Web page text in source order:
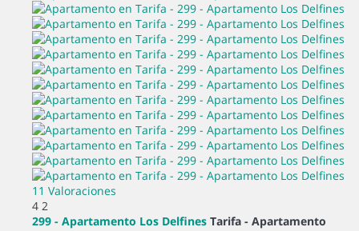
11 Valoraciones
4 2
299 - Apartamento Los Delfines Tarifa - Apartamento